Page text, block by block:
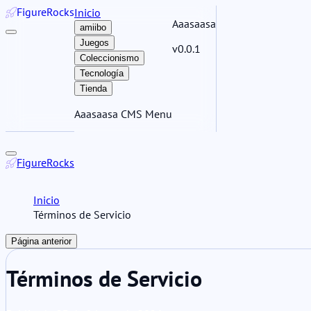
FigureRocksInicio
amiibo
Juegos
Coleccionismo
Tecnología
Tienda
Aaasaasa CMS Menu
Aaasaasa
v0.0.1
FigureRocks
Inicio
Términos de Servicio
Página anterior
Términos de Servicio